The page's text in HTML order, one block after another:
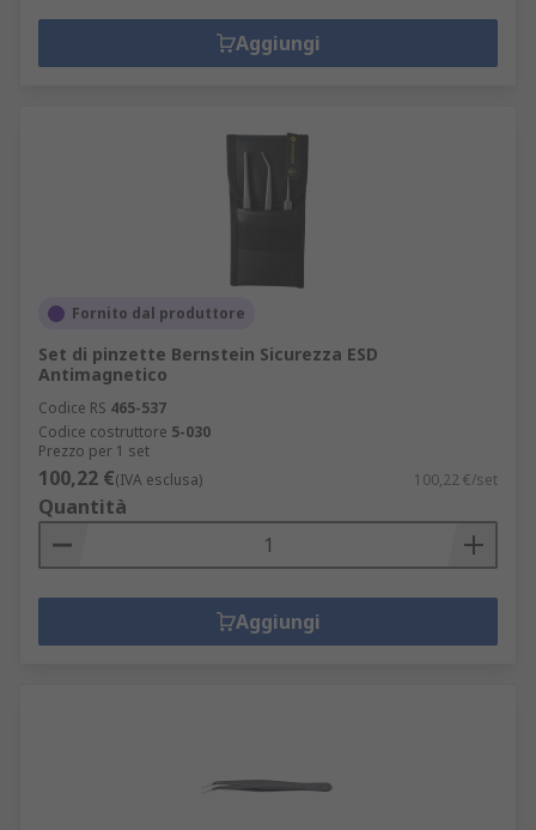
Aggiungi
Fornito dal produttore
Set di pinzette Bernstein Sicurezza ESD
Antimagnetico
Codice RS 465-537
Codice costruttore 5-030
Prezzo per 1 set
100,22 €(IVA esclusa) 100,22 €/set
Quantità
Aggiungi